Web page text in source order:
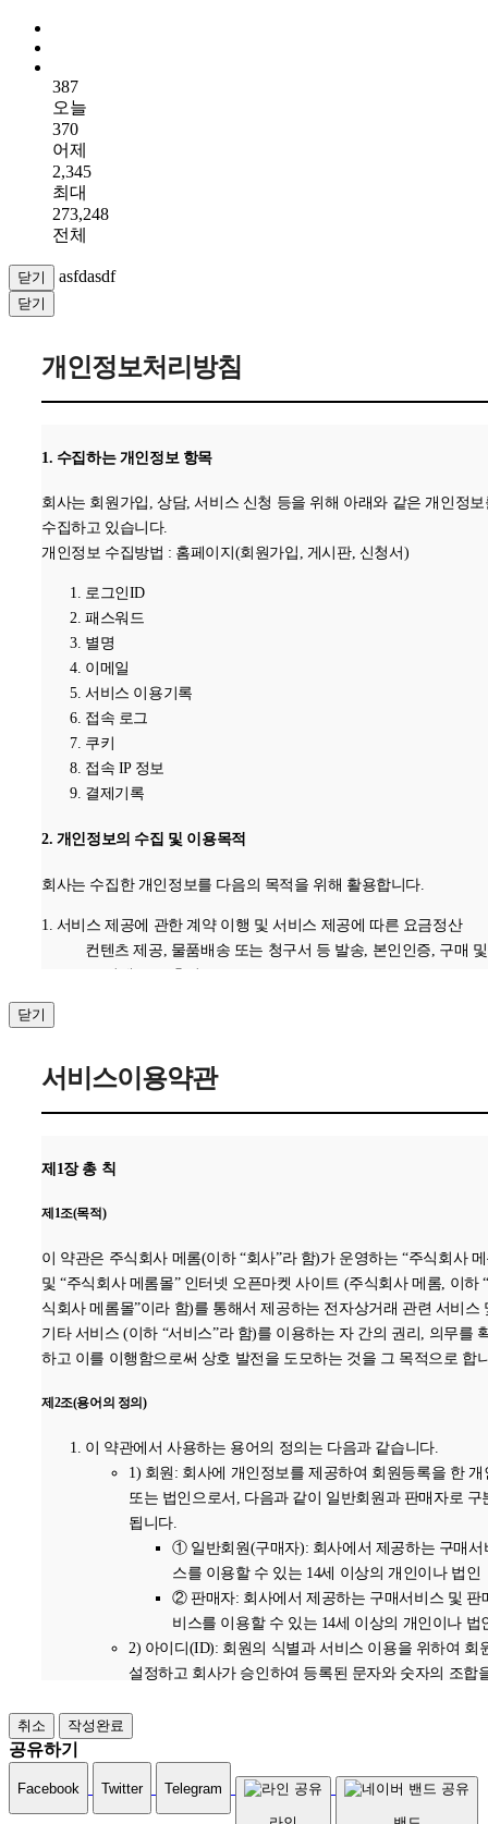
387
오늘
370
어제
2,345
최대
273,248
전체
닫기 asfdasdf
닫기
개인정보처리방침
1. 수집하는 개인정보 항목
회사는 회원가입, 상담, 서비스 신청 등을 위해 아래와 같은 개인정보
수집하고 있습니다.
개인정보 수집방법 : 홈페이지(회원가입, 게시판, 신청서)
로그인ID
패스워드
별명
이메일
서비스 이용기록
접속 로그
쿠키
접속 IP 정보
결제기록
2. 개인정보의 수집 및 이용목적
회사는 수집한 개인정보를 다음의 목적을 위해 활용합니다.
1. 서비스 제공에 관한 계약 이행 및 서비스 제공에 따른 요금정산
컨텐츠 제공, 물품배송 또는 청구서 등 발송, 본인인증, 구매
금 결제, 요금추심
2. 회원 관리
3. 마케팅 및 광고에 활용
체 없이 파기합니다.
같이 관계법령에서 정한 일정한 기간 동안 회원정보를 보관합니다.
보존 항목 : 로그인ID , 결제기록
보존 근거 : 신용정보의 이용 및 보호에 관한 법률
보존 기간 : 1년
표시/광고에 관한 기록 : 6개월 (전자상거래등에서의 소비자보호에
계약 또는 청약철회 등에 관한 기록 : 5년 (전자상거래등에서의 소비
호에 관한 법률)
대금결제 및 재화 등의 공급에 관한 기록 : 5년 (전자상거래등에서의
자보호에 관한 법률)
소비자의 불만 또는 분쟁처리에 관한 기록 : 3년 (전자상거래등에서
비자보호에 관한 법률)
신용정보의 수집/처리 및 이용 등에 관한 기록 : 3년 (신용정보의 이
4. 개인정보의 파기절차 및 방법
회사는 원칙적으로 개인정보 수집 및 이용목적이 달성된 후에는 해
보를 지체없이 파기합니다. 파기절차 및 방법은 다음과 같습니다.
닫기
서비스이용약관
제1장 총 칙
제1조(목적)
이 약관은 주식회사 메롬(이하 “회사”라 함)가 운영하는 “주식회사 메
및 “주식회사 메롬몰” 인터넷 오픈마켓 사이트 (주식회사 메롬, 이하
식회사 메롬몰”이라 함)를 통해서 제공하는 전자상거래 관련 서비스
기타 서비스 (이하 “서비스”라 함)를 이용하는 자 간의 권리, 의무를
하고 이를 이행함으로써 상호 발전을 도모하는 것을 그 목적으로 합
제2조(용어의 정의)
이 약관에서 사용하는 용어의 정의는 다음과 같습니다.
1) 회원: 회사에 개인정보를 제공하여 회원등록을 한 개
또는 법인으로서, 다음과 같이 일반회원과 판매자로 구
됩니다.
① 일반회원(구매자): 회사에서 제공하는 구매서
스를 이용할 수 있는 14세 이상의 개인이나 법인
② 판매자: 회사에서 제공하는 구매서비스 및 판
비스를 이용할 수 있는 14세 이상의 개인이나 법
2) 아이디(ID): 회원의 식별과 서비스 이용을 위하여 회
설정하고 회사가 승인하여 등록된 문자와 숫자의 조합
숫자의 조합을 말합니다.
4) 운영자: 회사가 제공하는 서비스의 전반적인 관리와
취소 작성완료
공유하기
Facebook Twitter Telegram